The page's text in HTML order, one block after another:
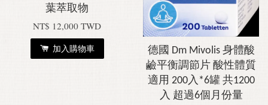
葉萃取物
NT$ 12,000 TWD
加入購物車
德國 Dm Mivolis 身體酸
鹼平衡調節片 酸性體質
適用 200入*6罐 共1200
入 超過6個月份量